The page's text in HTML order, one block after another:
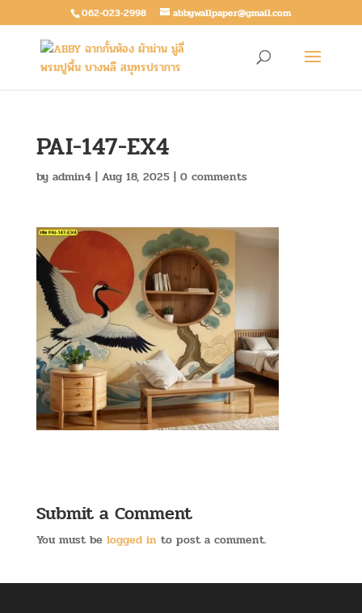
062-023-2998 abbywallpaper@gmail.com
PAI-147-EX4
by admin4| Aug 18, 2025| 0 comments
Submit a Comment
You must be logged into post a comment.